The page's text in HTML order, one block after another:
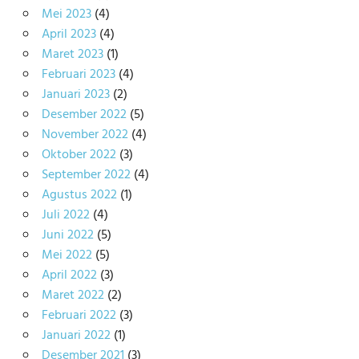
Mei 2023(4)
April 2023(4)
Maret 2023(1)
Februari 2023(4)
Januari 2023(2)
Desember 2022(5)
November 2022(4)
Oktober 2022(3)
September 2022(4)
Agustus 2022(1)
Juli 2022(4)
Juni 2022(5)
Mei 2022(5)
April 2022(3)
Maret 2022(2)
Februari 2022(3)
Januari 2022(1)